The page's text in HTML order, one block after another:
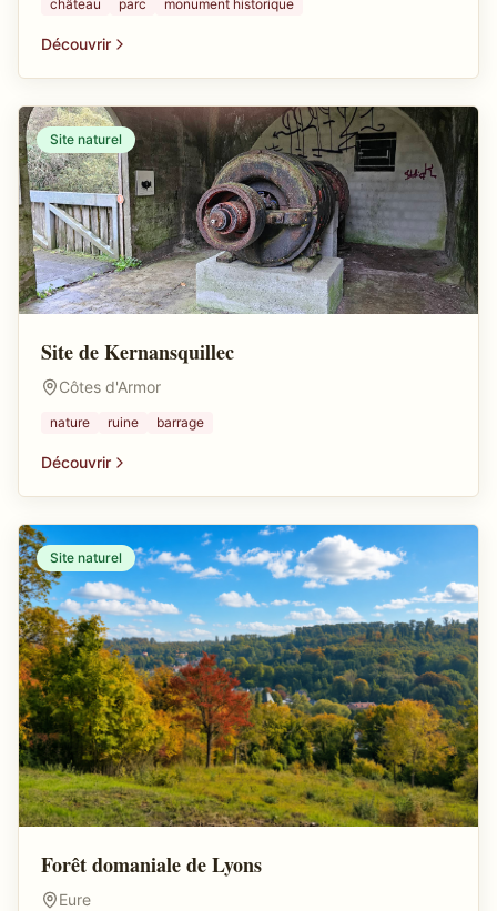
château parc monument historique
Découvrir
Site naturel
Site de Kernansquillec
Côtes d'Armor
nature ruine barrage
Découvrir
Site naturel
Forêt domaniale de Lyons
Eure